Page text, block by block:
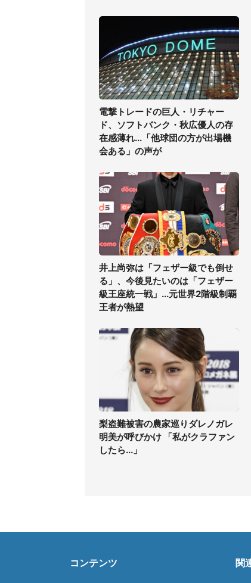
電撃トレードの巨人・リチャー
ド、ソフトバンク・秋広優人の存
在感薄れ...「他球団の方が出場機
会ある」の声が
井上尚弥は「フェザー級でも倒せ
る」、今後見たいのは「フェザー
級王座統一戦」...元世界2階級制覇
王者が熱望
梨盗難被害の農家巡りダレノガレ
明美が呼びかけ 「私がクラファン
したら...」
コンテンツ 関